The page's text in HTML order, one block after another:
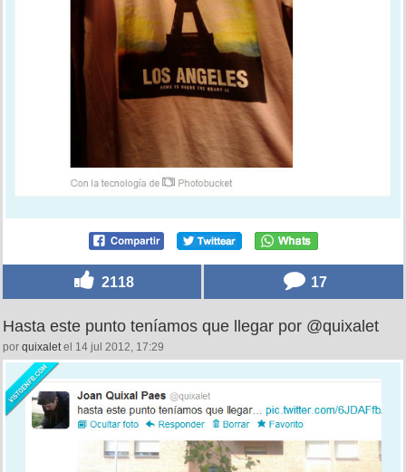
2118 17
Hasta este punto teníamos que llegar por @quixalet
por quixalet el 14 jul 2012, 17:29